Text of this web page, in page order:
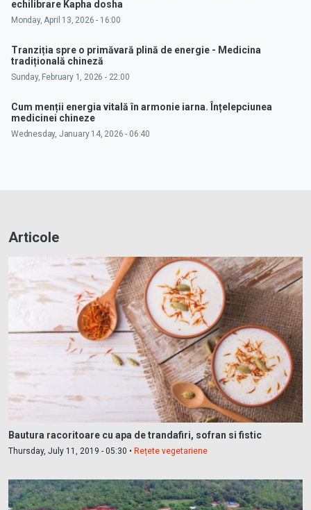
echilibrare Kapha dosha
Monday, April 13, 2026 - 16:00
Tranziția spre o primăvară plină de energie - Medicina
tradițională chineză
Sunday, February 1, 2026 - 22:00
Cum menții energia vitală în armonie iarna. Înțelepciunea
medicinei chineze
Wednesday, January 14, 2026 - 06:40
Articole
Bautura racoritoare cu apa de trandafiri, sofran si fistic
Thursday, July 11, 2019 - 05:30 • Rețete vegetariene